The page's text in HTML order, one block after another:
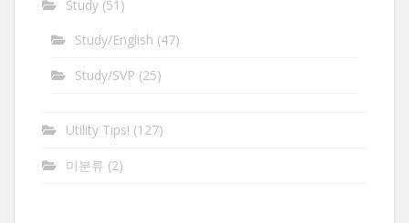
Study (51)
Study/English (47)
Study/SVP (25)
Utility Tips! (127)
미분류 (2)